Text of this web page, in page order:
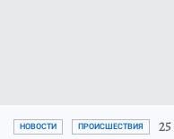
НОВОСТИ ПРОИСШЕСТВИЯ